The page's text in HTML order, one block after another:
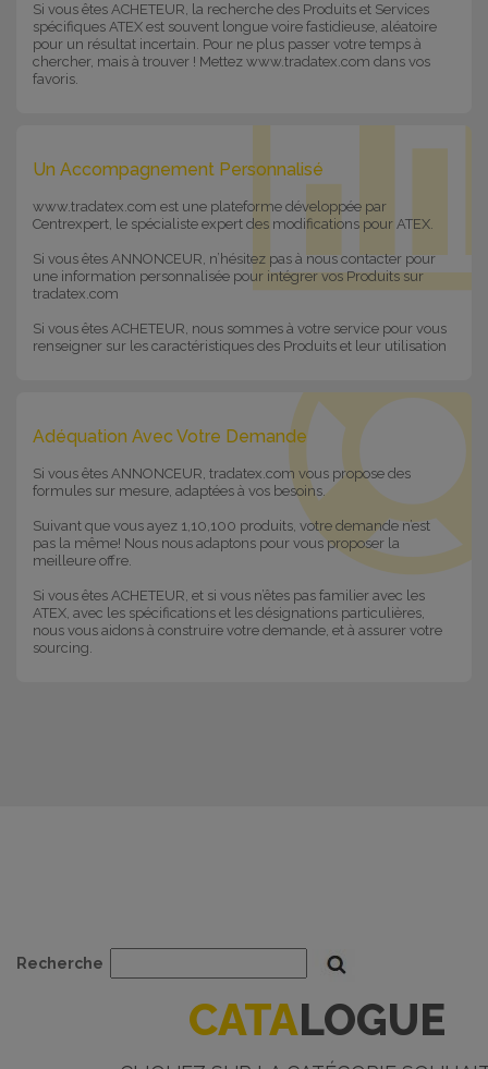
Si vous êtes ACHETEUR, la recherche des Produits et Services
spécifiques ATEX est souvent longue voire fastidieuse, aléatoire
pour un résultat incertain. Pour ne plus passer votre temps à
chercher, mais à trouver ! Mettez www.tradatex.com dans vos
favoris.
Un Accompagnement Personnalisé
www.tradatex.com est une plateforme développée par
Centrexpert, le spécialiste expert des modifications pour ATEX.
Si vous êtes ANNONCEUR, n’hésitez pas à nous contacter pour
une information personnalisée pour intégrer vos Produits sur
tradatex.com
Si vous êtes ACHETEUR, nous sommes à votre service pour vous
renseigner sur les caractéristiques des Produits et leur utilisation
Adéquation Avec Votre Demande
Si vous êtes ANNONCEUR, tradatex.com vous propose des
formules sur mesure, adaptées à vos besoins.
Suivant que vous ayez 1,10,100 produits, votre demande n’est
pas la même! Nous nous adaptons pour vous proposer la
meilleure offre.
Si vous êtes ACHETEUR, et si vous n’êtes pas familier avec les
ATEX, avec les spécifications et les désignations particulières,
nous vous aidons à construire votre demande, et à assurer votre
sourcing.
Recherche
CATALOGUE